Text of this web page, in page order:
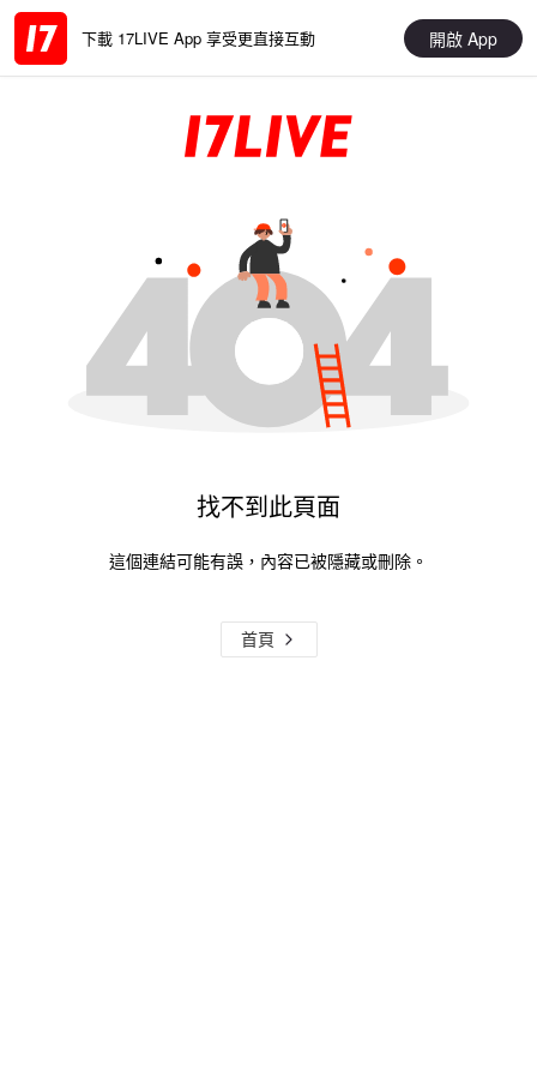
下載 17LIVE App 享受更直接互動 開啟 App
找不到此頁面
這個連結可能有誤，內容已被隱藏或刪除。
首頁